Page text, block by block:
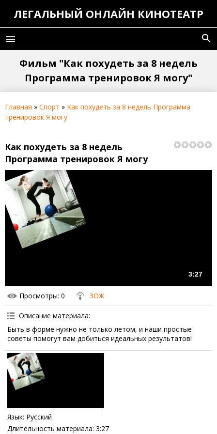
ЛЕГАЛЬНЫЙ ОНЛАЙН КИНОТЕАТР
menu search
Фильм "Как похудеть за 8 недель
Программа тренировок Я могу"
Главная » Спорт » Как похудеть за 8 недель Программа
тренировок Я могу
Как похудеть за 8 недель
Программа тренировок Я могу
3:27
Просмотры: 0 ЗОЖ
Описание материала:
Быть в форме нужно не только летом, и наши простые
советы помогут вам добиться идеальных результатов!
Язык: Русский
Длительность материала: 3:27